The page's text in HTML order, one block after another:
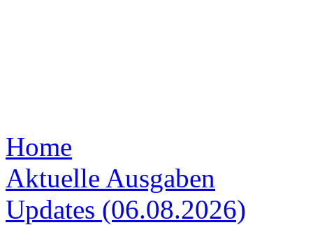
Home
Aktuelle Ausgaben
Updates (06.08.2026)